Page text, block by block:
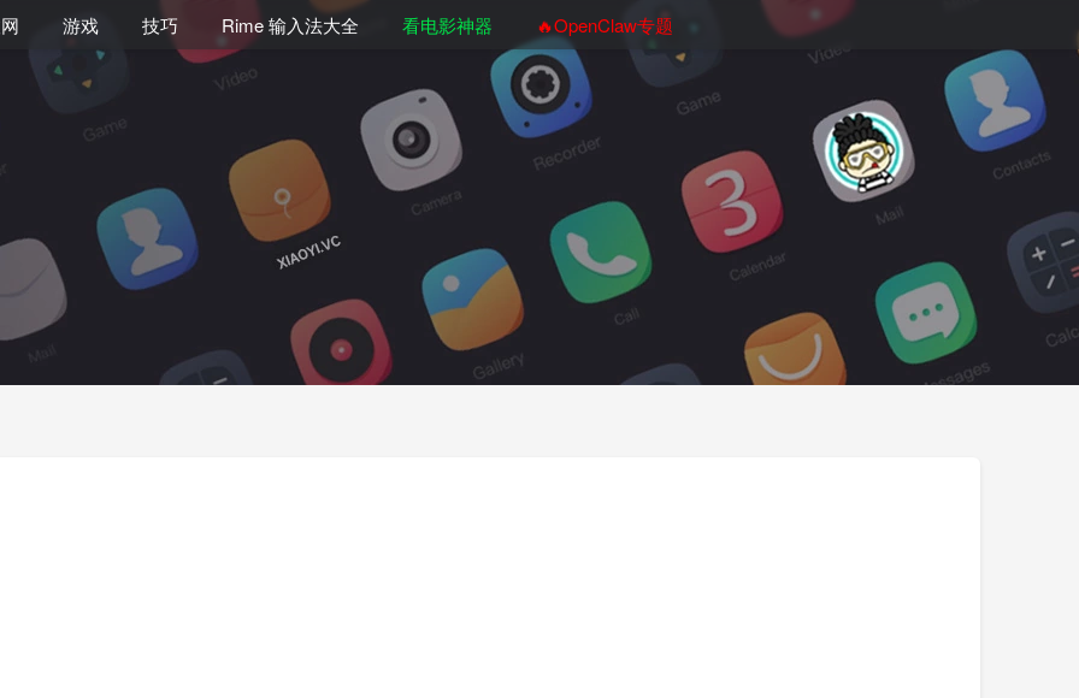
游戏 技巧 Rime 输入法大全 看电影神器 🔥OpenClaw专题